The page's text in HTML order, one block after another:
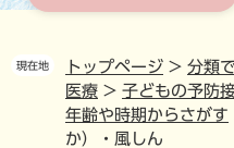
現在地 トップページ > 分類
医療 > 子どもの予防
年齢や時期からさがす
か）・風しん